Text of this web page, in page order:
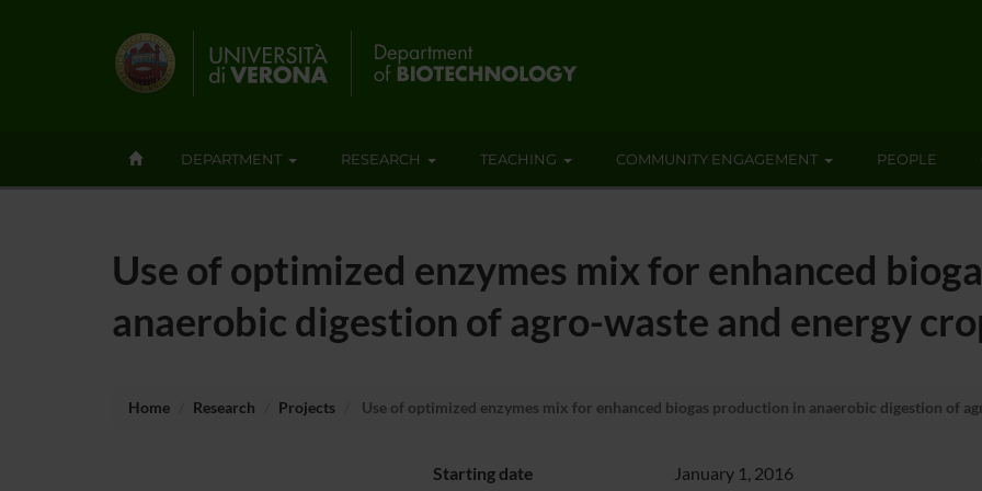
DEPARTMENT RESEARCH TEACHING COMMUNITY ENGAGEMENT PEOPLE
Use of optimized enzymes mix for enhanced
anaerobic digestion of agro-waste and energy
Home Research Projects Use of optimized enzymes mix for enhanced biogas production in anaerobic digestion of
Starting date
January 1, 2016